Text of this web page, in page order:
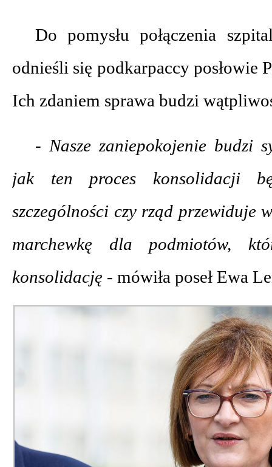
Do pomysłu połączenia
odnieśli się podkarpaccy posłowie
Ich zdaniem sprawa budzi
- Nasze zaniepokojenie budzi
jak ten proces konsolidacji
szczególności czy rząd przewiduje
marchewkę dla podmiotów,
konsolidację - mówiła poseł Ewa